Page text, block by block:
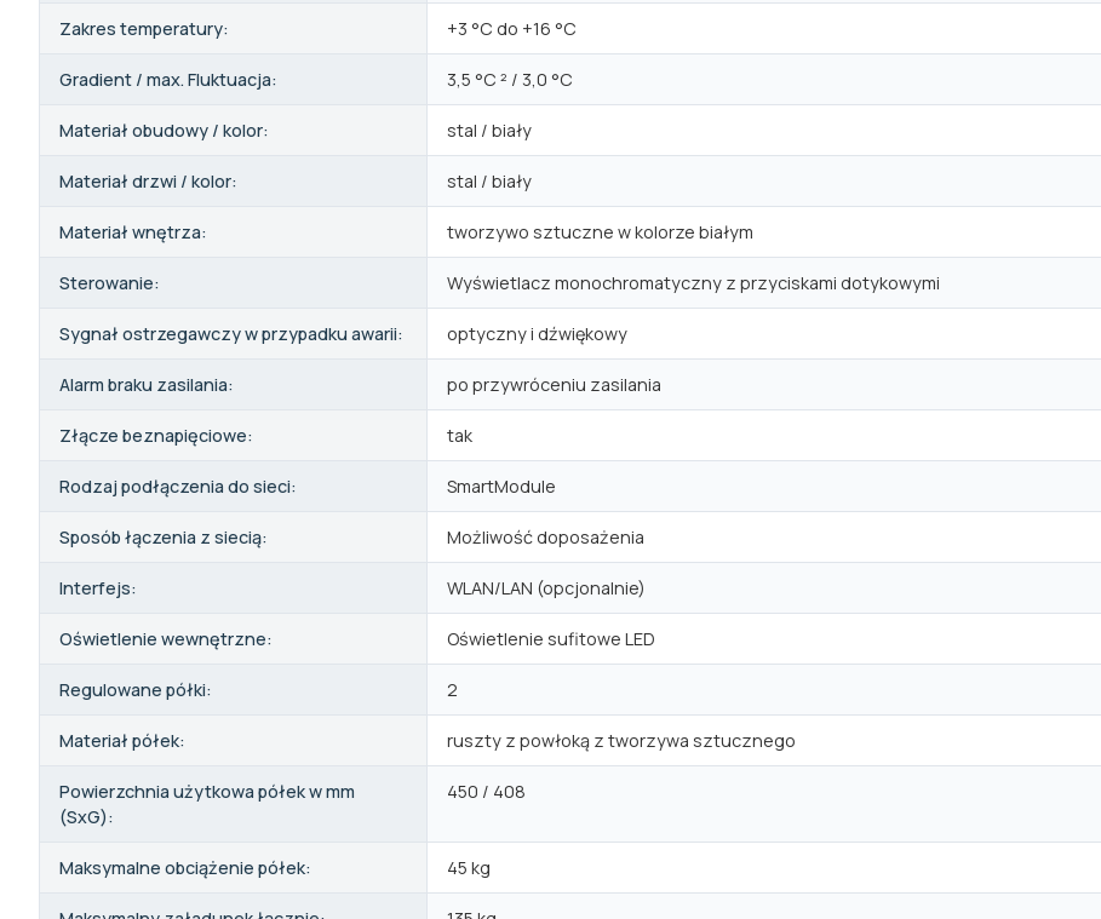
Zakres temperatury: +3 °C do +16 °C
Gradient / max. Fluktuacja: 3,5 °C ² / 3,0 °C
Materiał obudowy / kolor: stal / biały
Materiał drzwi / kolor: stal / biały
Materiał wnętrza: tworzywo sztuczne w kolorze białym
Sterowanie: Wyświetlacz monochromatyczny z przyciskami dotykowymi
Sygnał ostrzegawczy w przypadku awarii: optyczny i dźwiękowy
Alarm braku zasilania: po przywróceniu zasilania
Złącze beznapięciowe: tak
Rodzaj podłączenia do sieci: SmartModule
Sposób łączenia z siecią: Możliwość doposażenia
Interfejs: WLAN/LAN (opcjonalnie)
Oświetlenie wewnętrzne: Oświetlenie sufitowe LED
Regulowane półki: 2
Materiał półek: ruszty z powłoką z tworzywa sztucznego
Powierzchnia użytkowa półek w mm
(SxG):
450 / 408
Maksymalne obciążenie półek: 45 kg